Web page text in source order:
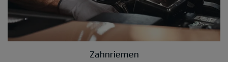
Zahnriemen